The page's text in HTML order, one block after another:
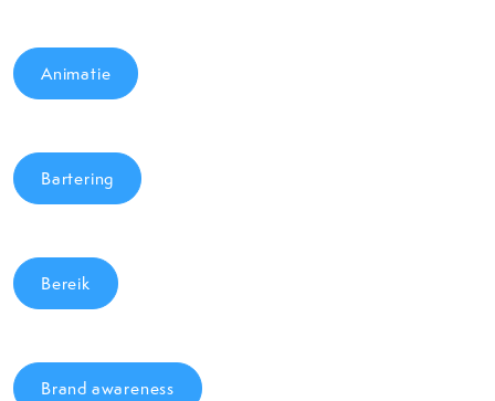
Animatie
Bartering
Bereik
Brand awareness